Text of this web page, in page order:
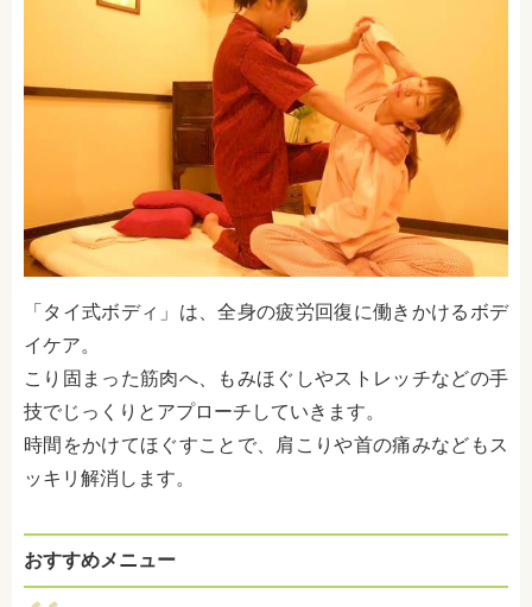
「タイ式ボディ」は、全身の疲労回復に働きかけるボデ
イケア。
こり固まった筋肉へ、もみほぐしやストレッチなどの手
技でじっくりとアプローチしていきます。
時間をかけてほぐすことで、肩こりや首の痛みなどもス
ッキリ解消します。
おすすめメニュー